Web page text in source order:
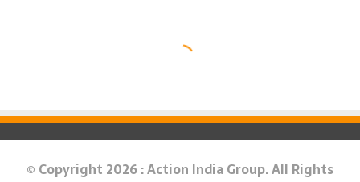
© Copyright 2026 : Action India Group. All Rights